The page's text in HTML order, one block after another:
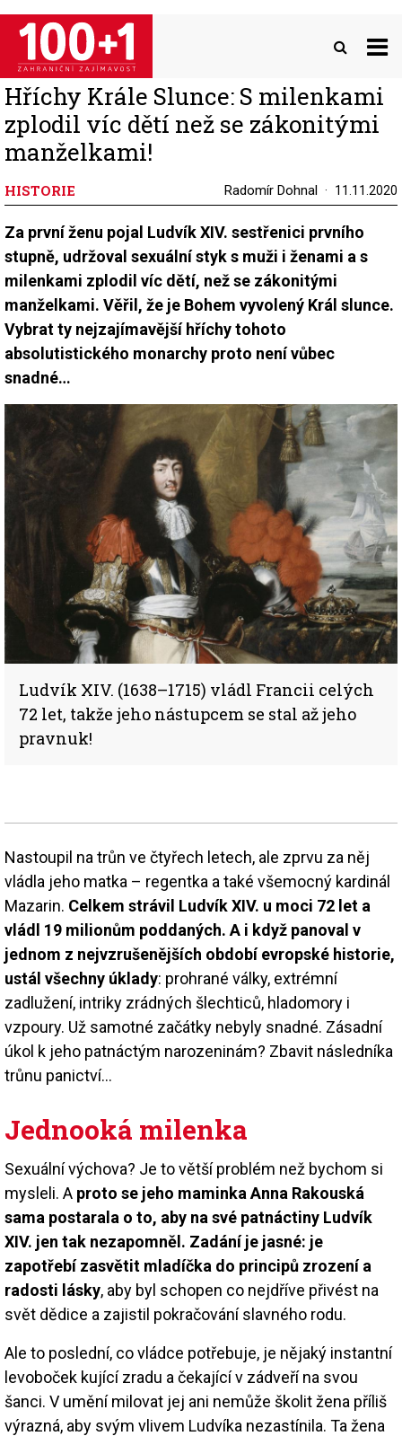
Přejít
hlavnímu
obsahu
Hříchy Krále Slunce: S milenkami
zplodil víc dětí než se zákonitými
manželkami!
HISTORIE Radomír Dohnal 11.11.2020
Za první ženu pojal Ludvík XIV. sestřenici prvního
stupně, udržoval sexuální styk s muži i ženami a s
milenkami zplodil víc dětí, než se zákonitými
manželkami. Věřil, že je Bohem vyvolený Král slunce.
Vybrat ty nejzajímavější hříchy tohoto
absolutistického monarchy proto není vůbec
snadné…
Ludvík XIV. (1638–1715) vládl Francii celých
72 let, takže jeho nástupcem se stal až jeho
pravnuk!
Nastoupil na trůn ve čtyřech letech, ale zprvu za něj
vládla jeho matka – regentka a také všemocný kardinál
Mazarin. Celkem strávil Ludvík XIV. u moci 72 let a
vládl 19 milionům poddaných. A i když panoval v
jednom z nejvzrušenějších období evropské historie,
ustál všechny úklady: prohrané války, extrémní
zadlužení, intriky zrádných šlechticů, hladomory i
vzpoury. Už samotné začátky nebyly snadné. Zásadní
úkol k jeho patnáctým narozeninám? Zbavit následníka
trůnu panictví…
Jednooká milenka
Sexuální výchova? Je to větší problém než bychom si
mysleli. A proto se jeho maminka Anna Rakouská
sama postarala o to, aby na své patnáctiny Ludvík
XIV. jen tak nezapomněl. Zadání je jasné: je
zapotřebí zasvětit mladíčka do principů zrození a
radosti lásky, aby byl schopen co nejdříve přivést na
svět dědice a zajistil pokračování slavného rodu.
Ale to poslední, co vládce potřebuje, je nějaký instantní
levoboček kující zradu a čekající v zádveří na svou
šanci. V umění milovat jej ani nemůže školit žena příliš
výrazná, aby svým vlivem Ludvíka nezastínila. Ta žena